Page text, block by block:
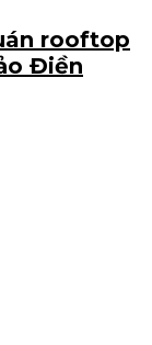
rooftop
Điền